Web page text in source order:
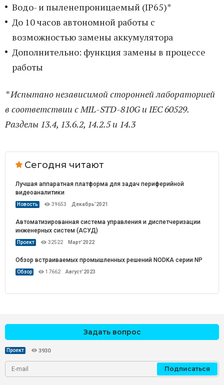
Водо- и пыленепроницаемый (IP65)*
До 10 часов автономной работы с
возможностью замены аккумулятора
Дополнительно: функция замены в процессе
работы
* Испытано независимой сторонней лабораторией
в соответствии с MIL-STD-810G и IEC 60529.
Разделы 13.4, 13.6.2, 14.2.5 и 14.3
Сегодня читают
Лучшая аппаратная платформа для задач периферийной
видеоаналитики
Новость 39653 Декабрь’2021
Автоматизированная система управления и диспетчеризации
инженерных систем (АСУД)
Проект 32522 Март’2022
Обзор встраиваемых промышленных решений NODKA серии NP
Обзор 17662 Август’2023
Задать вопрос
Проект 3930
Подписаться